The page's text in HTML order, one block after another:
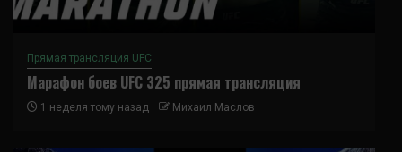
Прямая трансляция UFC
Марафон боев UFC 325 прямая трансляция
1 неделя тому назад Михаил Маслов